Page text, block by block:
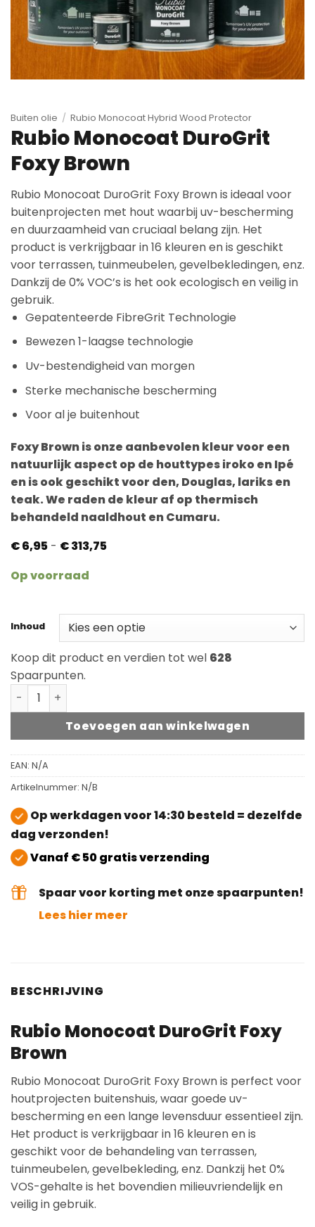
Buiten olie / Rubio Monocoat Hybrid Wood Protector
Rubio Monocoat DuroGrit
Foxy Brown
Rubio Monocoat DuroGrit Foxy Brown is ideaal voor
buitenprojecten met hout waarbij uv-bescherming
en duurzaamheid van cruciaal belang zijn. Het
product is verkrijgbaar in 16 kleuren en is geschikt
voor terrassen, tuinmeubelen, gevelbekledingen, enz.
Dankzij de 0% VOC’s is het ook ecologisch en veilig in
gebruik.
Gepatenteerde FibreGrit Technologie
Bewezen 1-laagse technologie
Uv-bestendigheid van morgen
Sterke mechanische bescherming
Voor al je buitenhout
Foxy Brown is onze aanbevolen kleur voor een
natuurlijk aspect op de houttypes iroko en Ipé
en is ook geschikt voor den, Douglas, lariks en
teak. We raden de kleur af op thermisch
behandeld naaldhout en Cumaru.
€6,95 - €313,75Prijsklasse:
Op voorraad
Inhoud
Koop dit product en verdien tot wel 628
Spaarpunten.
Rubio Monocoat DuroGrit Foxy Brown aantal
Toevoegen aan winkelwagen
EAN: N/A
Artikelnummer: N/B
Op werkdagen voor 14:30 besteld = dezelfde
dag verzonden!
Vanaf € 50 gratis verzending
Spaar voor korting met onze spaarpunten!
Lees hier meer
BESCHRIJVING
Rubio Monocoat DuroGrit Foxy
Brown
Rubio Monocoat DuroGrit Foxy Brown is perfect voor
houtprojecten buitenshuis, waar goede uv-
bescherming en een lange levensduur essentieel zijn.
Het product is verkrijgbaar in 16 kleuren en is
geschikt voor de behandeling van terrassen,
tuinmeubelen, gevelbekleding, enz. Dankzij het 0%
VOS-gehalte is het bovendien milieuvriendelijk en
veilig in gebruik.